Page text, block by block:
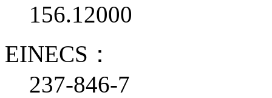
156.12000
EINECS：
237-846-7